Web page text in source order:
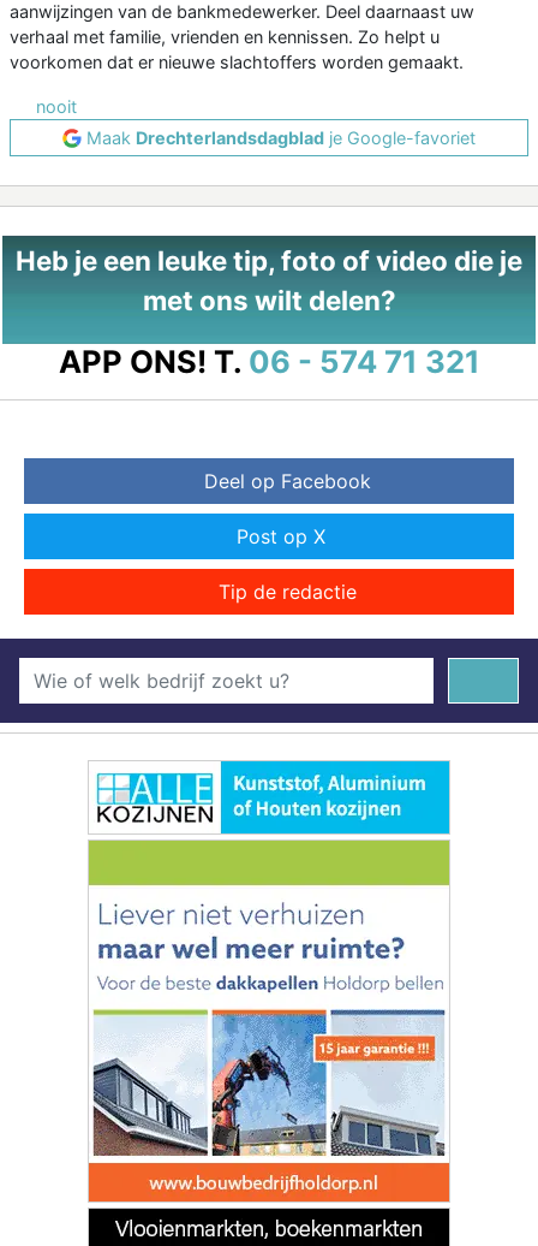
aanwijzingen van de bankmedewerker. Deel daarnaast uw
verhaal met familie, vrienden en kennissen. Zo helpt u
voorkomen dat er nieuwe slachtoffers worden gemaakt.
nooit
Maak Drechterlandsdagblad je Google-favoriet
Heb je een leuke tip, foto of video die je
met ons wilt delen?
APP ONS! T. 06 - 574 71 321
Deel op Facebook
Post op X
Tip de redactie